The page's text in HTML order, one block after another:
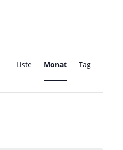
Ansichten-
Navigation
Liste Monat Tag